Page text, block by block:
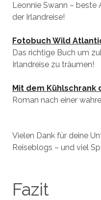
Leonnie Swann –
der Irlandreise!
Fotobuch Wild
Das richtige Buch um
Irlandreise zu träumen!
Mit dem Kühlschrank
Roman nach einer
Vielen Dank für deine
Reiseblogs – und viel
Fazit